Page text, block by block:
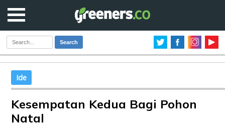
Search
Ide
Kesempatan Kedua Bagi Pohon
Natal